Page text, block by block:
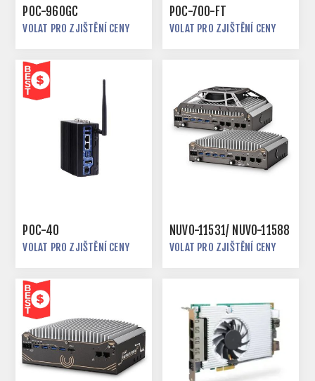
POC-960GC
VOLAT PRO ZJIŠTĚNÍ CENY
POC-700-FT
VOLAT PRO ZJIŠTĚNÍ CENY
POC-40
VOLAT PRO ZJIŠTĚNÍ CENY
NUVO-11531/ NUVO-11588
VOLAT PRO ZJIŠTĚNÍ CENY